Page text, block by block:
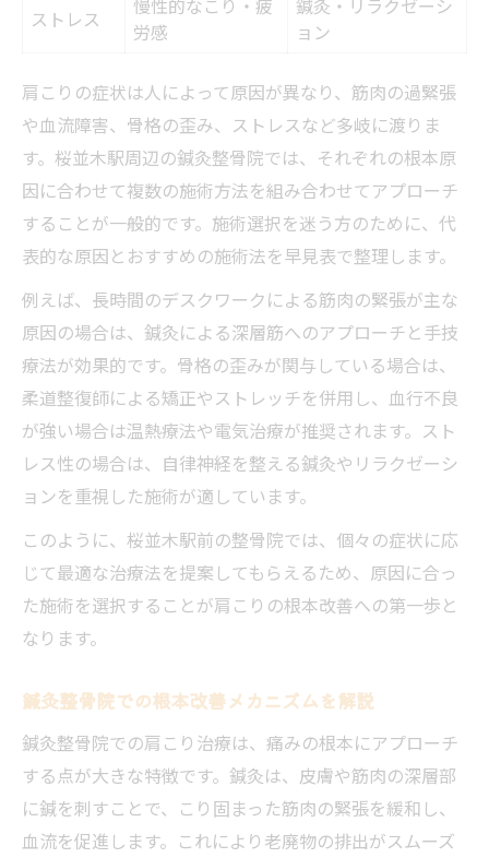
ストレス
労感
ョン
肩こりの症状は人によって原因が異なり、筋肉の過緊張
や血流障害、骨格の歪み、ストレスなど多岐に渡りま
す。桜並木駅周辺の鍼灸整骨院では、それぞれの根本原
因に合わせて複数の施術方法を組み合わせてアプローチ
することが一般的です。施術選択を迷う方のために、代
表的な原因とおすすめの施術法を早見表で整理します。
例えば、長時間のデスクワークによる筋肉の緊張が主な
原因の場合は、鍼灸による深層筋へのアプローチと手技
療法が効果的です。骨格の歪みが関与している場合は、
柔道整復師による矯正やストレッチを併用し、血行不良
が強い場合は温熱療法や電気治療が推奨されます。スト
レス性の場合は、自律神経を整える鍼灸やリラクゼーシ
ョンを重視した施術が適しています。
このように、桜並木駅前の整骨院では、個々の症状に応
じて最適な治療法を提案してもらえるため、原因に合っ
た施術を選択することが肩こりの根本改善への第一歩と
なります。
鍼灸整骨院での根本改善メカニズムを解説
鍼灸整骨院での肩こり治療は、痛みの根本にアプローチ
する点が大きな特徴です。鍼灸は、皮膚や筋肉の深層部
に鍼を刺すことで、こり固まった筋肉の緊張を緩和し、
血流を促進します。これにより老廃物の排出がスムーズ